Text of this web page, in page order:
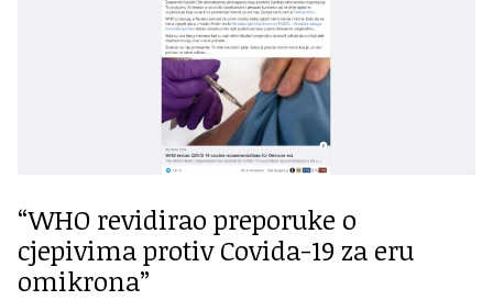
“WHO revidirao preporuke o
cjepivima protiv Covida-19 za eru
omikrona”